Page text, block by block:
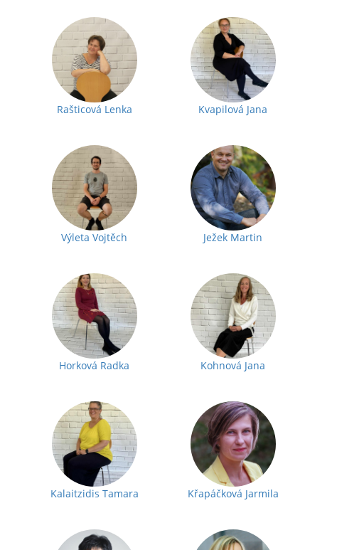
Rašticová Lenka Kvapilová Jana
Výleta Vojtěch Ježek Martin
Horková Radka Kohnová Jana
Kalaitzidis Tamara Křapáčková Jarmila